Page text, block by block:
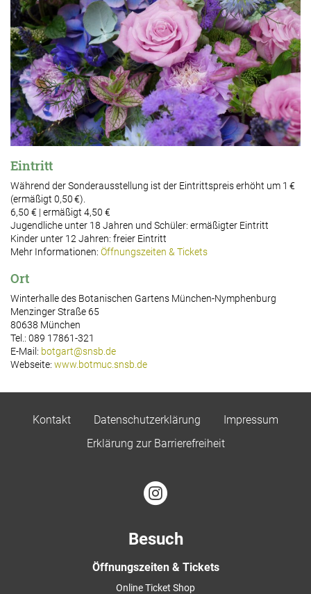
Eintritt
Während der Sonderausstellung ist der Eintrittspreis erhöht um 1 €
(ermäßigt 0,50 €).
6,50 € | ermäßigt 4,50 €
Jugendliche unter 18 Jahren und Schüler: ermäßigter Eintritt
Kinder unter 12 Jahren: freier Eintritt
Mehr Informationen: Öffnungszeiten & Tickets
Ort
Winterhalle des Botanischen Gartens München-Nymphenburg
Menzinger Straße 65
80638 München
Tel.: 089 17861-321
E-Mail: botgart@snsb.de
Webseite: www.botmuc.snsb.de
Kontakt Datenschutzerklärung
Impressum
Erklärung zur Barrierefreiheit
Besuch
Öffnungszeiten & Tickets
Online Ticket Shop